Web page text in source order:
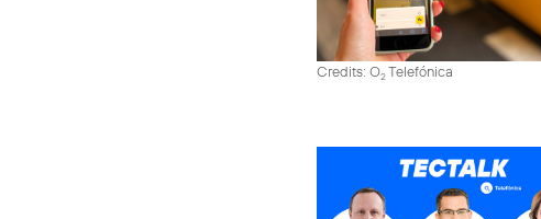
Credits: O2Telefónica